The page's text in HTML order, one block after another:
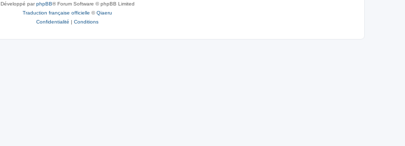
Développé parphpBB® Forum Software © phpBB Limited
Traduction française officielle ©Qiaeru
Confidentialité | Conditions